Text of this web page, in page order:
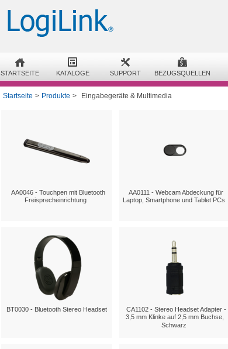
STARTSEITE KATALOGE SUPPORT BEZUGSQUELLEN
Startseite > Produkte > Eingabegeräte & Multimedia
AA0046 - Touchpen mit Bluetooth
Freisprecheinrichtung
AA0111 - Webcam Abdeckung für
Laptop, Smartphone und Tablet PCs
BT0030 - Bluetooth Stereo Headset
CA1102 - Stereo Headset Adapter -
3,5 mm Klinke auf 2,5 mm Buchse,
Schwarz